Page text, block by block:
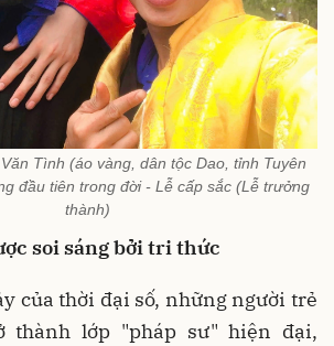
Tình (áo vàng, dân tộc Dao, tỉnh Tuyên
đầu tiên trong đời - Lễ cấp sắc (Lễ trưởng
thành)
soi sáng bởi tri thức
của thời đại số, những người trẻ
thành lớp "pháp sư" hiện đại,